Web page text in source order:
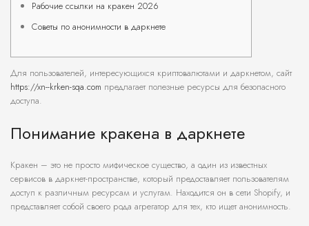
Рабочие ссылки на кракен 2026
Советы по анонимности в даркнете
Для пользователей, интересующихся криптовалютами и даркнетом, сайт
https://xn--krken-sqa.com предлагает полезные ресурсы для безопасного
доступа.
Понимание кракена в даркнете
Кракен – это не просто мифическое существо, а один из известных
сервисов в даркнет-пространстве, который предоставляет пользователям
доступ к различным ресурсам и услугам. Находится он в сети Shopify, и
представляет собой своего рода агрегатор для тех, кто ищет анонимность.